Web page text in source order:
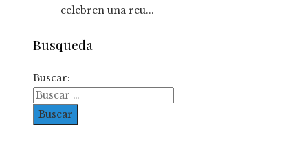
celebren una reu...
Busqueda
Buscar: